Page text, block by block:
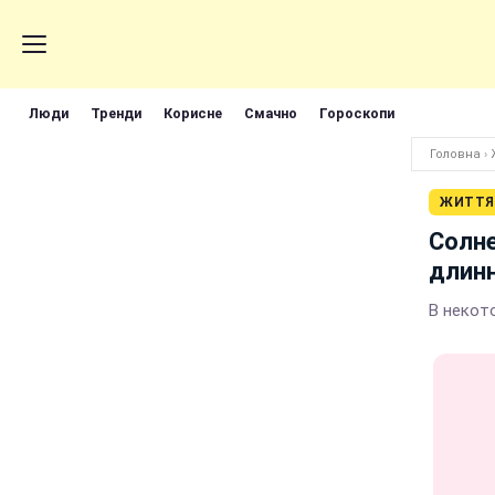
Люди Тренди Корисне Смачно Гороскопи
Головна ›
ЖИТТЯ
В